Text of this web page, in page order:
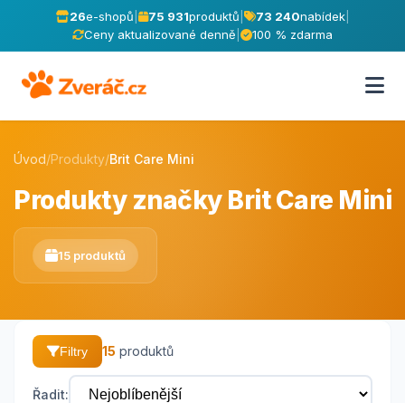
26e-shopů 75 931produktů 73 240nabídek|
Ceny aktualizované denně
100 % zdarma
Úvod/Produkty/Brit Care Mini
Produkty značky Brit Care Mini
15 produktů
Filtry 15 produktů
Řadit: